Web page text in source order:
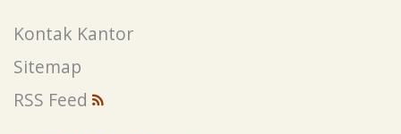
Kontak Kantor
Sitemap
RSS Feed